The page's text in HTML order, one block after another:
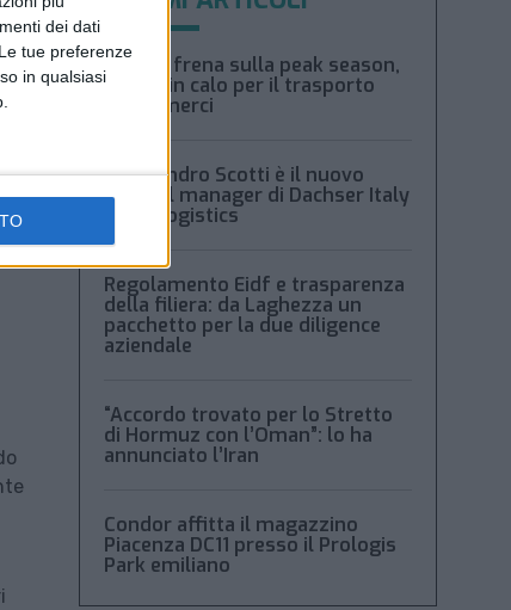
dei dati
tue preferenze
in qualsiasiXeneta frena sulla peak season,
tariffe in calo per il trasporto
aereo merci
Alessandro Scotti è il nuovo
general manager di Dachser Italy
Food Logistics
Regolamento Eidf e trasparenza
della filiera: da Laghezza un
pacchetto per la due diligence
aziendale
“Accordo trovato per lo Stretto
di Hormuz con l’Oman”: lo ha
annunciato l’Iran
Condor affitta il magazzino
Piacenza DC11 presso il Prologis
Park emiliano